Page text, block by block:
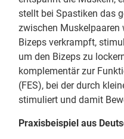
stellt bei Spastiken das
zwischen Muskelpaaren
Bizeps verkrampft,
um den Bizeps zu
komplementär zur
(FES), bei der durch
stimuliert und damit
Praxisbeispiel aus